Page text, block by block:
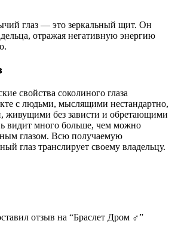
глаз — это зеркальный щит. Он
отражая негативную энергию
свойства соколиного глаза
с людьми, мыслящими нестандартно,
живущими без зависти и обретающими
видит много больше, чем можно
глазом. Всю получаемую
глаз транслирует своему владельцу.
отзыв на “Браслет Дром ♂”